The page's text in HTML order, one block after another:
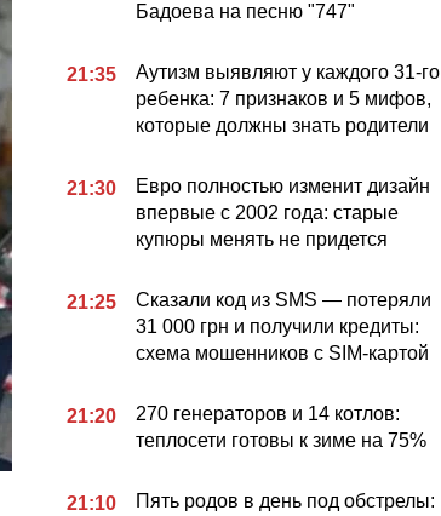
Бадоева на песню "747"
21:35
Аутизм выявляют у каждого 31-го
ребенка: 7 признаков и 5 мифов,
которые должны знать родители
21:30
Евро полностью изменит дизайн
впервые с 2002 года: старые
купюры менять не придется
21:25
Сказали код из SMS — потеряли
31 000 грн и получили кредиты:
схема мошенников с SIM-картой
21:20
270 генераторов и 14 котлов:
теплосети готовы к зиме на 75%
21:10
Пять родов в день под обстрелы: